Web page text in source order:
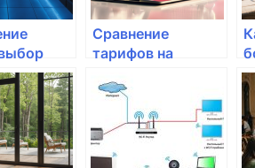
для
Сравнение
тарифов на
выбрать?